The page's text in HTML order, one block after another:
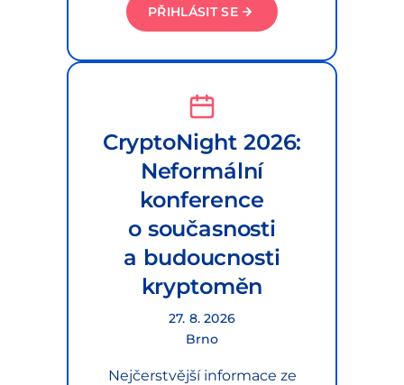
PŘIHLÁSIT SE
CryptoNight 2026:
Neformální
konference
o současnosti
a budoucnosti
kryptoměn
27. 8. 2026
Brno
Nejčerstvější informace ze